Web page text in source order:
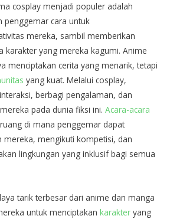
cosplay menjadi populer adalah
penggemar cara untuk
mereka, sambil memberikan
karakter yang mereka kagumi. Anime
menciptakan cerita yang menarik, tetapi
yang kuat. Melalui cosplay,
berbagi pengalaman, dan
pada dunia fiksi ini. Acara-acara
di mana penggemar dapat
mengikuti kompetisi, dan
lingkungan yang inklusif bagi semua
tarik terbesar dari anime dan manga
untuk menciptakan karakter yang